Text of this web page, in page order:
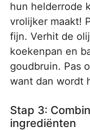
hun helderrode
vrolijker maakt!
fijn. Verhit de
koekenpan en
goudbruin. Pas
want dan wordt
Stap 3:
ingrediënten